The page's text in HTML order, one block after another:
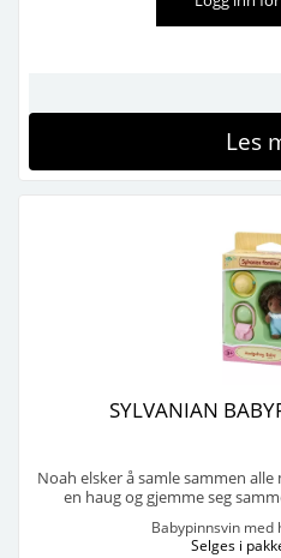
Les
SYLVANIAN
Noah elsker å samle sammen
en haug og gjemme seg
Babypinnsvin med
Selges i